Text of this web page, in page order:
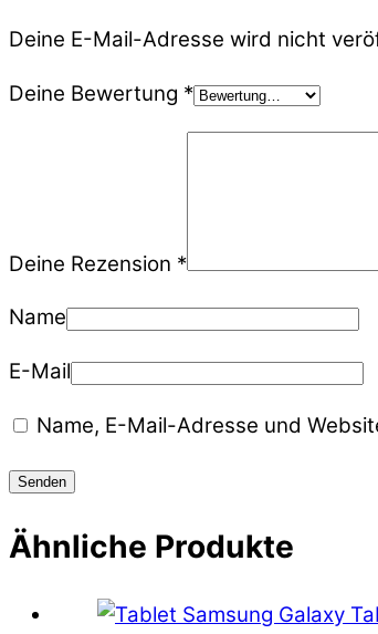
Deine E-Mail-Adresse wird nicht
Deine Bewertung *
Deine Rezension *
Name
E-Mail
Name, E-Mail-Adresse und
Ähnliche Produkte